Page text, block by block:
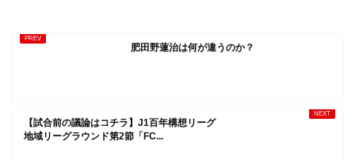
肥田野蓮治は何が違うのか？
【試合前の議論はコチラ】J1百年構想リーグ
地域リーグラウンド第2節「FC...